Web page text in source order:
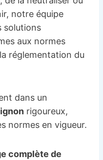
notre équipe
solutions
aux normes
réglementation du
dans un
rigoureux,
normes en vigueur.
complète de